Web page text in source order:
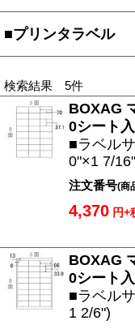
■プリンタラベル
検索結果 5件
BOXAG
0シート
■ラベル
0"×1 7/
注文番号(商
4,370 円+
BOXAG
0シート
■ラベル
1 2/6")